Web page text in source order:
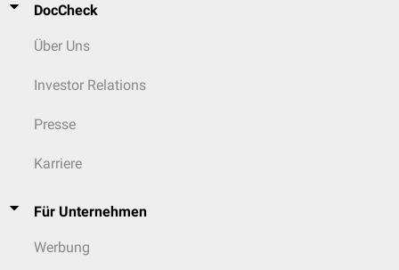
DocCheck
Über Uns
Investor Relations
Presse
Karriere
Für Unternehmen
Werbung